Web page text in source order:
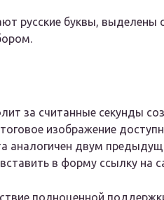
русские буквы, выделены
за считанные секунды
изображение
аналогичен двум
в форму ссылку на